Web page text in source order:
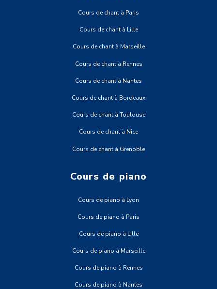
Cours de chant à Paris
Cours de chant à Lille
Cours de chant à Marseille
Cours de chant à Rennes
Cours de chant à Nantes
Cours de chant à Bordeaux
Cours de chant à Toulouse
Cours de chant à Nice
Cours de chant à Grenoble
Cours de piano
Cours de piano à Lyon
Cours de piano à Paris
Cours de piano à Lille
Cours de piano à Marseille
Cours de piano à Rennes
Cours de piano à Nantes